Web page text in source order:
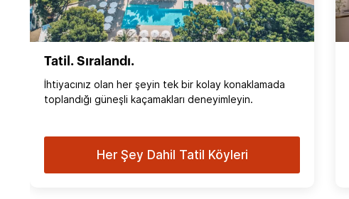
Tatil. Sıralandı.
İhtiyacınız olan her şeyin tek bir kolay konaklamada
toplandığı güneşli kaçamakları deneyimleyin.
Her Şey Dahil Tatil Köyleri